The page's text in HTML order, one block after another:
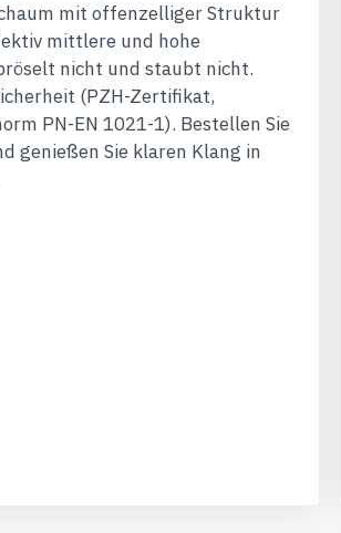
mit offenzelliger Struktur
mittlere und hohe
nicht und staubt nicht.
(PZH-Zertifikat,
PN-EN 1021-1). Bestellen Sie
genießen Sie klaren Klang in